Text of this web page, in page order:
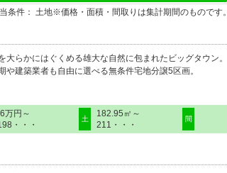
条件： 土地※価格・面積・間取りは集計期間のものです。
大らかにはぐくめる雄大な自然に包まれたビッグタウン。
や建築業者も自由に選べる無条件宅地分譲5区画。
万円～
・・・
土
182.95㎡～
211・・・
間